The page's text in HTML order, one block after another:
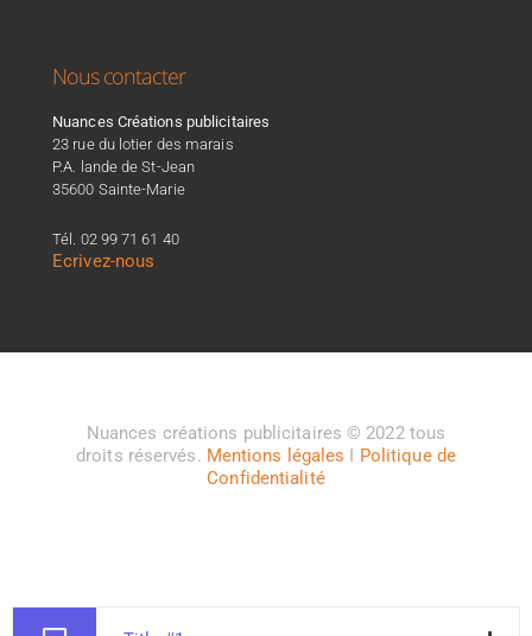
Nous contacter
Nuances Créations publicitaires
23 rue du lotier des marais
P.A. lande de St-Jean
35600 Sainte-Marie
Tél. 02 99 71 61 40
Ecrivez-nous
Nuances créations publicitaires © 2022 tous
droits réservés. Mentions légales I Politique de
Confidentialité